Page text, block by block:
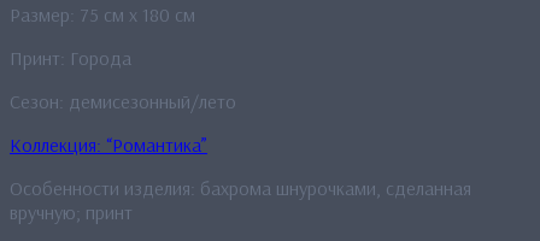
Размер: 75 см x 180 см
Принт: Города
Сезон: демисезонный/лето
Коллекция: “Романтика”
Особенности изделия: бахрома шнурочками, сделанная
вручную; принт